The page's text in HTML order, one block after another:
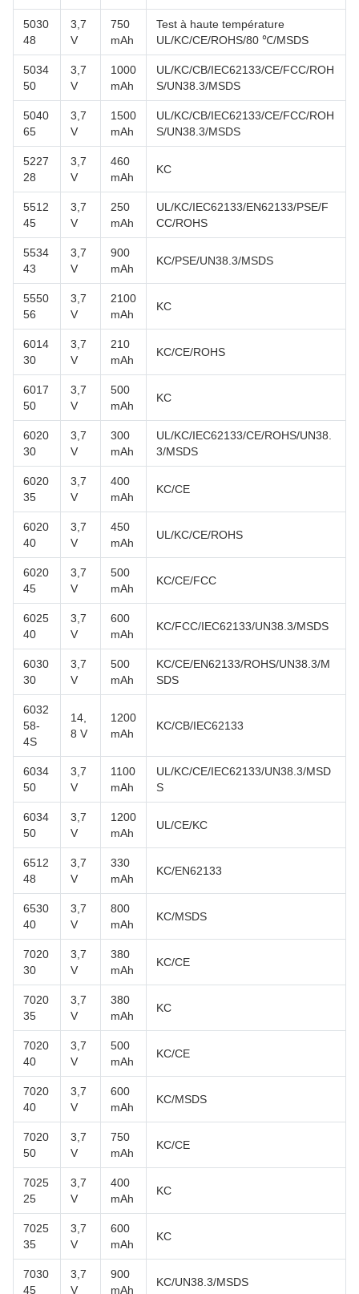
5030
48
3,7
V
750
mAh
Test à haute température
UL/KC/CE/ROHS/80 ℃/MSDS
5034
50
3,7
V
1000
mAh
UL/KC/CB/IEC62133/CE/FCC/ROH
S/UN38.3/MSDS
5040
65
3,7
V
1500
mAh
UL/KC/CB/IEC62133/CE/FCC/ROH
S/UN38.3/MSDS
5227
28
3,7
V
460
mAh
KC
5512
45
3,7
V
250
mAh
UL/KC/IEC62133/EN62133/PSE/F
CC/ROHS
5534
43
3,7
V
900
mAh
KC/PSE/UN38.3/MSDS
5550
56
3,7
V
2100
mAh
KC
6014
30
3,7
V
210
mAh
KC/CE/ROHS
6017
50
3,7
V
500
mAh
KC
6020
30
3,7
V
300
mAh
UL/KC/IEC62133/CE/ROHS/UN38.
3/MSDS
6020
35
3,7
V
400
mAh
KC/CE
6020
40
3,7
V
450
mAh
UL/KC/CE/ROHS
6020
45
3,7
V
500
mAh
KC/CE/FCC
6025
40
3,7
V
600
mAh
KC/FCC/IEC62133/UN38.3/MSDS
6030
30
3,7
V
500
mAh
KC/CE/EN62133/ROHS/UN38.3/M
SDS
6032
58-
4S
14,
8 V
1200
mAh
KC/CB/IEC62133
6034
50
3,7
V
1100
mAh
UL/KC/CE/IEC62133/UN38.3/MSD
S
6034
50
3,7
V
1200
mAh
UL/CE/KC
6512
48
3,7
V
330
mAh
KC/EN62133
6530
40
3,7
V
800
mAh
KC/MSDS
7020
30
3,7
V
380
mAh
KC/CE
7020
35
3,7
V
380
mAh
KC
7020
40
3,7
V
500
mAh
KC/CE
7020
40
3,7
V
600
mAh
KC/MSDS
7020
50
3,7
V
750
mAh
KC/CE
7025
25
3,7
V
400
mAh
KC
7025
35
3,7
V
600
mAh
KC
7030
45
3,7
V
900
mAh
KC/UN38.3/MSDS